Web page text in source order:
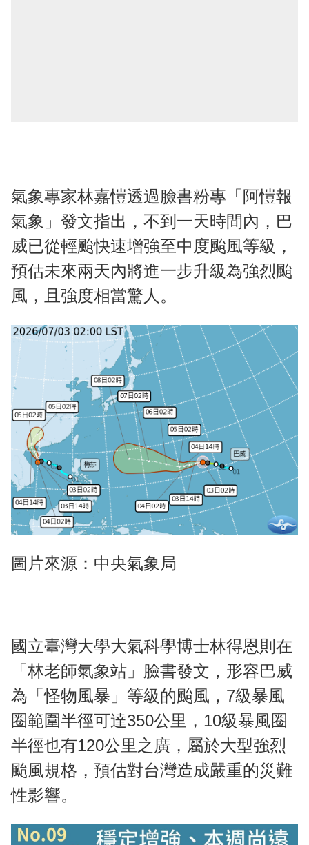
氣象專家林嘉愷透過臉書粉專「阿愷報
氣象」發文指出，不到一天時間內，巴
威已從輕颱快速增強至中度颱風等級，
預估未來兩天內將進一步升級為強烈颱
風，且強度相當驚人。
圖片來源：中央氣象局
國立臺灣大學大氣科學博士林得恩則在
「林老師氣象站」臉書發文，形容巴威
為「怪物風暴」等級的颱風，7級暴風
圈範圍半徑可達350公里，10級暴風圈
半徑也有120公里之廣，屬於大型強烈
颱風規格，預估對台灣造成嚴重的災難
性影響。